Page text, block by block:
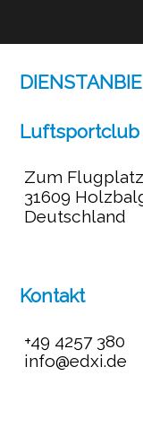
Zum Flugplatz
31609
Deutschland
Kontakt
+49 4257 380
info@edxi.de